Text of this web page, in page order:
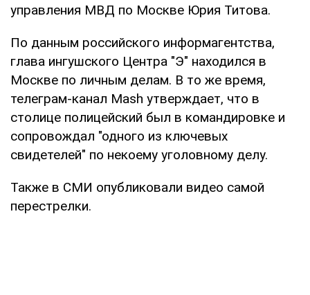
управления МВД по Москве Юрия Титова.
По данным российского информагентства,
глава ингушского Центра "Э" находился в
Москве по личным делам. В то же время,
телеграм-канал Mash утверждает, что в
столице полицейский был в командировке и
сопровождал "одного из ключевых
свидетелей" по некоему уголовному делу.
Также в СМИ опубликовали видео самой
перестрелки.